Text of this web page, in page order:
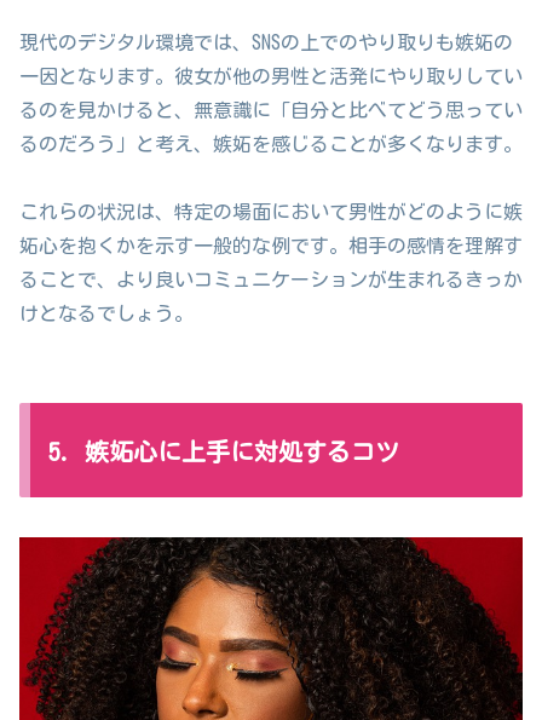
現代のデジタル環境では、SNSの上でのやり取りも嫉妬の
一因となります。彼女が他の男性と活発にやり取りしてい
るのを見かけると、無意識に「自分と比べてどう思ってい
るのだろう」と考え、嫉妬を感じることが多くなります。
これらの状況は、特定の場面において男性がどのように嫉
妬心を抱くかを示す一般的な例です。相手の感情を理解す
ることで、より良いコミュニケーションが生まれるきっか
けとなるでしょう。
5. 嫉妬心に上手に対処するコツ